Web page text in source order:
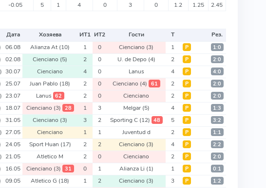
-0.05 5 1 4 0 3 0 1.2 1.25 2.45
Дата Хозяева ИТ1 ИТ2 Гости Т
Рез.
06.08 Alianza At (10) 1 0 Cienciano (3) 1 Р 1:0
02.08 Cienciano (5) 2 0 U. de Depo (4) 2 Р 2:0
30.07 Cienciano 4 0 Lanus 4 Р 4:0
25.07 Juan Pablo (18) 2 0 Cienciano (4) 61 2 Р 2:0
23.07 Lanus 62 2 0 Cienciano 2 Р 2:0
18.07 Cienciano (3) 28 1 3 Melgar(5) 4 Р 1:3
31.05 Cienciano (3) 3 2 Sporting C (12) 48 5 Р 3:2
27.05 Cienciano 1 1 Juventud d 2 Р 1:1
24.05 Sport Huan (17) 2 2 Cienciano (3) 4 Р 2:2
21.05 Atletico M 2 0 Cienciano 2 Р 2:0
16.05 Cienciano (3) 31 0 1 Alianza Li (1) 1 Р 0:1
09.05 Atletico G (18) 1 2 Cienciano (3) 3 Р 1:2